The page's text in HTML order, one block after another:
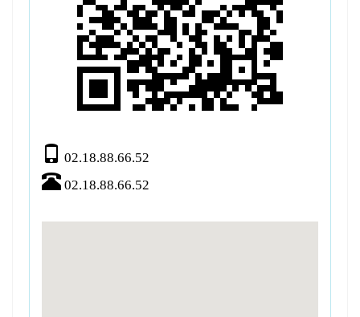
02.18.88.66.52
02.18.88.66.52